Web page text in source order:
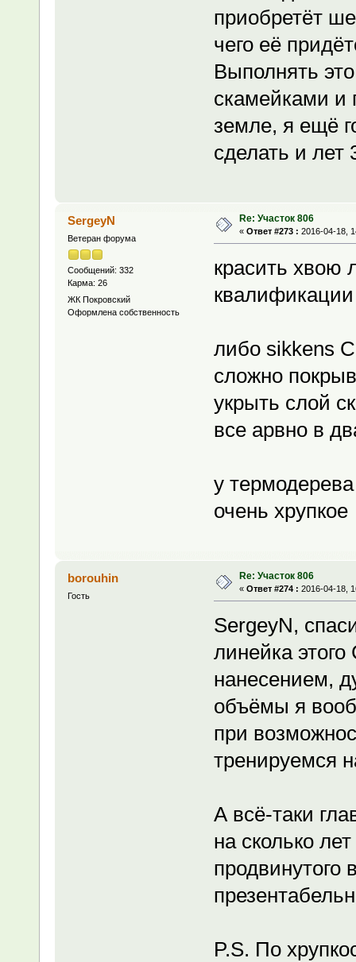
приобретёт
чего её
Выполнять
скамейками и
земле, я ещё
сделать и лет
SergeyN
Ветеран форума
Сообщений: 332
Карма: 26
ЖК Покровский
Оформлена собственность
Re: Участок 806
« Ответ #273 : 2016-04-18,
красить хвою
либо sikkens
сложно
укрыть слой
все арвно в
у
очень хрупкое
borouhin
Гость
Re: Участок 806
« Ответ #274 : 2016-04-18,
SergeyN,
линейка
нанесением,
объёмы я
при
тренируемся
А всё-таки
на сколько
продвинутого
P.S. По